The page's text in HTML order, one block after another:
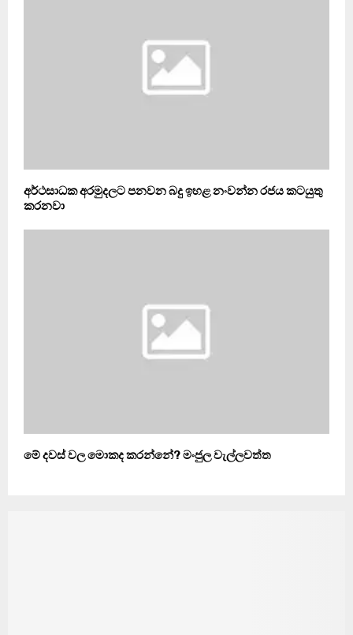
අර්ථසාධක අරමුදලට පනවන බදු ඉහළ නංවන්න රජය කටයුතු
කරනවා
මේ දවස් වල මොකද කරන්නේ? මංජුල වැල්ලවත්ත